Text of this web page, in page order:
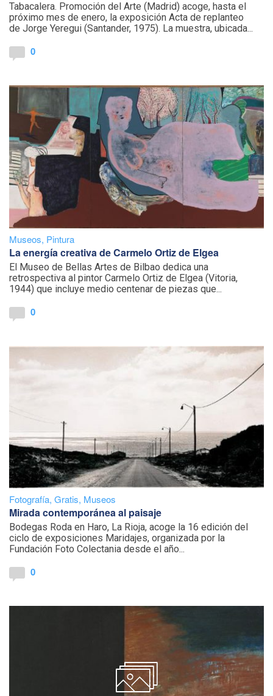
Tabacalera. Promoción del Arte (Madrid) acoge, hasta el
próximo mes de enero, la exposición Acta de replanteo
de Jorge Yeregui (Santander, 1975). La muestra, ubicada...
0
Museos, Pintura
La energía creativa de Carmelo Ortiz de Elgea
El Museo de Bellas Artes de Bilbao dedica una
retrospectiva al pintor Carmelo Ortiz de Elgea (Vitoria,
1944) que incluye medio centenar de piezas que...
0
Fotografía, Gratis, Museos
Mirada contemporánea al paisaje
Bodegas Roda en Haro, La Rioja, acoge la 16 edición del
ciclo de exposiciones Maridajes, organizada por la
Fundación Foto Colectania desde el año...
0